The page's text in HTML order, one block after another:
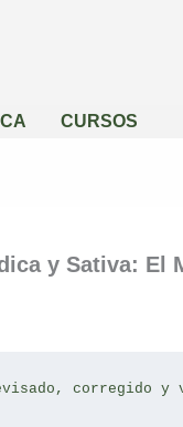
CURSOS
y Sativa: El
corregido y